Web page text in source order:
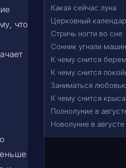
что
Какая сейчас луна
Церковный
Стричь ногти во сне
Сонник угнали
К чему снится
К чему снится
Заниматься
К чему снится
Полнолуние в
Новолуние в